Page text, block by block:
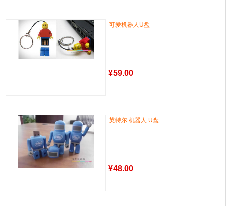
可爱机器人U盘
¥59.00
英特尔 机器人 U盘
¥48.00